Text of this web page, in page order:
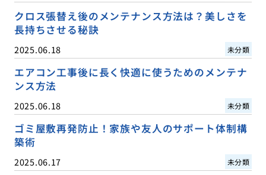
クロス張替え後のメンテナンス方法は？美しさを
長持ちさせる秘訣
2025.06.18 未分類
エアコン工事後に長く快適に使うためのメンテナ
ンス方法
2025.06.18 未分類
ゴミ屋敷再発防止！家族や友人のサポート体制構
築術
2025.06.17 未分類